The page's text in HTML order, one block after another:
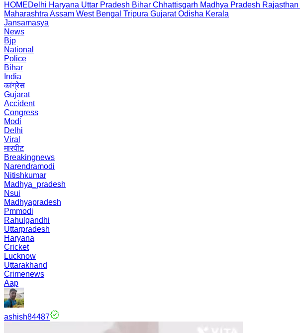
HOMEDelhi Haryana Uttar Pradesh Bihar Chhattisgarh Madhya Pradesh Rajasthan
Maharashtra Assam West Bengal Tripura Gujarat Odisha Kerala
Jansamasya
News
Bjp
National
Police
Bihar
India
कांग्रेस
Gujarat
Accident
Congress
Modi
Delhi
Viral
मारपीट
Breakingnews
Narendramodi
Nitishkumar
Madhya_pradesh
Nsui
Madhyapradesh
Pmmodi
Rahulgandhi
Uttarpradesh
Haryana
Cricket
Lucknow
Uttarakhand
Crimenews
Aap
ashish84487